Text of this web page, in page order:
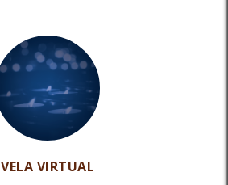
VELA VIRTUAL